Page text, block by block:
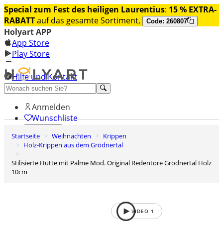
Special zum Fest des heiligen Laurentius: 15 % EXTRA-
RABATTauf das gesamte Sortiment, Code: 260807
Holyart APP
App Store
Play Store
Hilfe und Kontakt
Entdecken Sie Premium
Anmelden
Wunschliste
0
Warenkorb
Startseite Weihnachten
Krippen
Holz-Krippen aus dem Grödnertal
Stilisierte Hütte mit Palme Mod. Original Redentore Grödnertal Holz
10cm
VIDEO 1